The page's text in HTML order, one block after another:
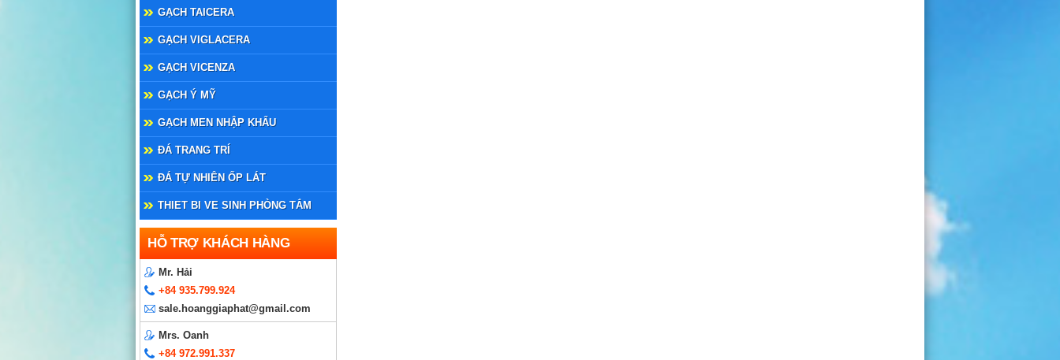
GẠCH TAICERA
GẠCH VIGLACERA
GẠCH VICENZA
GẠCH Ý MỸ
GẠCH MEN NHẬP KHẨU
ĐÁ TRANG TRÍ
ĐÁ TỰ NHIÊN ỐP LÁT
THIET BI VE SINH PHÒNG TẮM
HỖ TRỢ KHÁCH HÀNG
Mr. Hải
+84 935.799.924
sale.hoanggiaphat@gmail.com
Mrs. Oanh
+84 972.991.337